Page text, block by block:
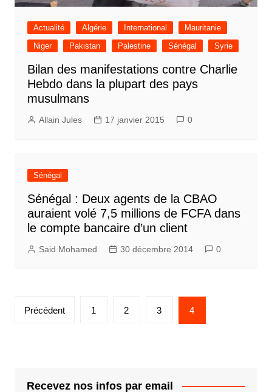
Actualité Algérie International
Mauritanie
Niger
Pakistan Palestine Sénégal Syrie
Bilan des manifestations contre Charlie
Hebdo dans la plupart des pays
musulmans
Allain Jules 17 janvier 2015 0
Sénégal
Sénégal : Deux agents de la CBAO
auraient volé 7,5 millions de FCFA dans
le compte bancaire d’un client
Said Mohamed 30 décembre 2014 0
Pagination
Précédent 1 2 3 4
Recevez nos infos par email